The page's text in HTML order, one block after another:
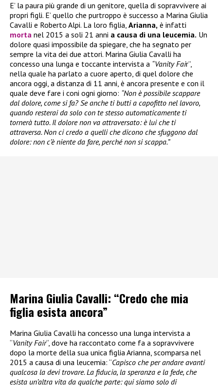
E’ la paura più grande di un genitore, quella di sopravvivere ai
propri figli. E’ quello che purtroppo è successo a Marina Giulia
Cavalli e Roberto Alpi. La loro figlia, Arianna, è infatti
morta nel 2015 a soli 21 anni a causa di una leucemia. Un
dolore quasi impossibile da spiegare, che ha segnato per
sempre la vita dei due attori. Marina Giulia Cavalli ha
concesso una lunga e toccante intervista a “Vanity Fair”,
nella quale ha parlato a cuore aperto, di quel dolore che
ancora oggi, a distanza di 11 anni, è ancora presente e con il
quale deve fare i coni ogni giorno: “Non è possibile scappare
dal dolore, come si fa? Se anche ti butti a capofitto nel lavoro,
quando resterai da solo con te stesso automaticamente ti
tornerà tutto. Il dolore non va attraversato: è lui che ti
attraversa. Non ci credo a quelli che dicono che sfuggono dal
dolore: non c’è niente da fare, perché non si scappa.”
Marina Giulia Cavalli: “Credo che mia
figlia esista ancora”
Marina Giulia Cavalli ha concesso una lunga intervista a
“Vanity Fair“, dove ha raccontato come fa a sopravvivere
dopo la morte della sua unica figlia Arianna, scomparsa nel
2015 a causa di una leucemia: “Capisco che per andare avanti
qualcosa la devi trovare. La fiducia, la speranza e la fede, che
esista un’altra vita da qualche parte: qui siamo solo di